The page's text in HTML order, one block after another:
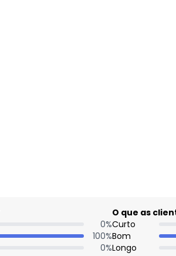
0%
100%
0%
O que as
Curto
Bom
Longo